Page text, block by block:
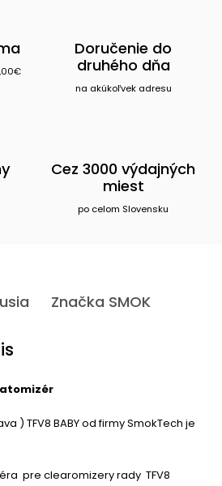
Doručenie do
druhého dňa
na akúkoľvek adresu
Cez 3000 výdajných
miest
po celom Slovensku
Značka SMOK
atomizér
) TFV8 BABYod firmy SmokTech je
pre clearomizeryrady TFV8